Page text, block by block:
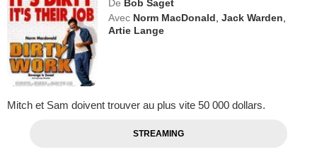
De Bob Saget
Avec Norm MacDonald ,Jack Warden
Artie Lange
Mitch et Sam doivent trouver au plus vite 50 000 dollars.
STREAMING